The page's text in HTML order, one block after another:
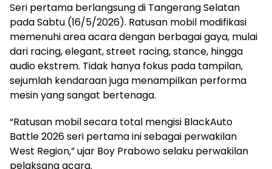
Seri pertama berlangsung di Tangerang Selatan
pada Sabtu (16/5/2026). Ratusan mobil modifikasi
memenuhi area acara dengan berbagai gaya, mulai
dari racing, elegant, street racing, stance, hingga
audio ekstrem. Tidak hanya fokus pada tampilan,
sejumlah kendaraan juga menampilkan performa
mesin yang sangat bertenaga.
“Ratusan mobil secara total mengisi BlackAuto
Battle 2026 seri pertama ini sebagai perwakilan
West Region,” ujar Boy Prabowo selaku perwakilan
pelaksana acara.